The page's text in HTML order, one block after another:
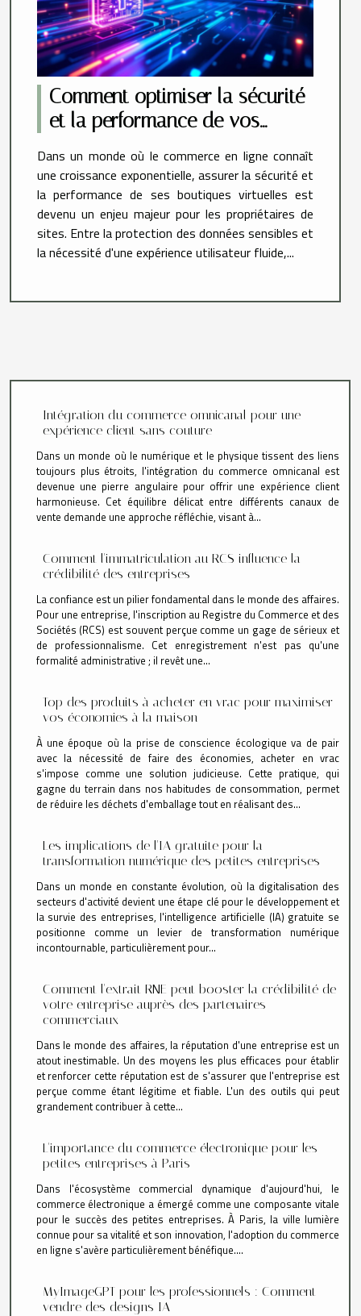
Comment optimiser la sécurité
et la performance de vos
boutiques en ligne
Dans un monde où le commerce en ligne connaît
une croissance exponentielle, assurer la sécurité et
la performance de ses boutiques virtuelles est
devenu un enjeu majeur pour les propriétaires de
sites. Entre la protection des données sensibles et
la nécessité d'une expérience utilisateur fluide,...
Intégration du commerce omnicanal pour une
expérience client sans couture
Dans un monde où le numérique et le physique tissent des liens
toujours plus étroits, l'intégration du commerce omnicanal est
devenue une pierre angulaire pour offrir une expérience client
harmonieuse. Cet équilibre délicat entre différents canaux de
vente demande une approche réfléchie, visant à...
Comment l'immatriculation au RCS influence la
crédibilité des entreprises
La confiance est un pilier fondamental dans le monde des affaires.
Pour une entreprise, l'inscription au Registre du Commerce et des
Sociétés (RCS) est souvent perçue comme un gage de sérieux et
de professionnalisme. Cet enregistrement n'est pas qu'une
formalité administrative ; il revêt une...
Top des produits à acheter en vrac pour maximiser
vos économies à la maison
À une époque où la prise de conscience écologique va de pair
avec la nécessité de faire des économies, acheter en vrac
s'impose comme une solution judicieuse. Cette pratique, qui
gagne du terrain dans nos habitudes de consommation, permet
de réduire les déchets d'emballage tout en réalisant des...
Les implications de l'IA gratuite pour la
transformation numérique des petites entreprises
Dans un monde en constante évolution, où la digitalisation des
secteurs d'activité devient une étape clé pour le développement et
la survie des entreprises, l'intelligence artificielle (IA) gratuite se
positionne comme un levier de transformation numérique
incontournable, particulièrement pour...
Comment l'extrait RNE peut booster la crédibilité de
votre entreprise auprès des partenaires
commerciaux
Dans le monde des affaires, la réputation d'une entreprise est un
atout inestimable. Un des moyens les plus efficaces pour établir
et renforcer cette réputation est de s'assurer que l'entreprise est
perçue comme étant légitime et fiable. L'un des outils qui peut
grandement contribuer à cette...
L'importance du commerce électronique pour les
petites entreprises à Paris
Dans l'écosystème commercial dynamique d'aujourd'hui, le
commerce électronique a émergé comme une composante vitale
pour le succès des petites entreprises. À Paris, la ville lumière
connue pour sa vitalité et son innovation, l'adoption du commerce
en ligne s'avère particulièrement bénéfique....
MyImageGPT pour les professionnels : Comment
vendre des designs IA